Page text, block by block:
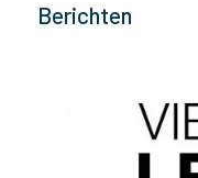
Berichten